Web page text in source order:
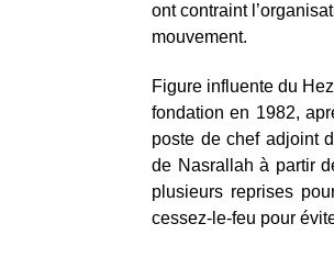
ont contraint
mouvement.
Figure influente du
fondation en 1982,
poste de chef adjoint
de Nasrallah à partir
plusieurs reprises
cessez-le-feu pour